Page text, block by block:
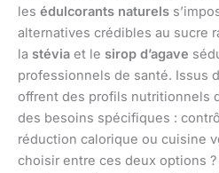
les édulcorants naturels
alternatives crédibles au sucre
la stévia et le sirop d’agave
professionnels de santé. Issus
offrent des profils nutritionnels
des besoins spécifiques :
réduction calorique ou cuisine
choisir entre ces deux options